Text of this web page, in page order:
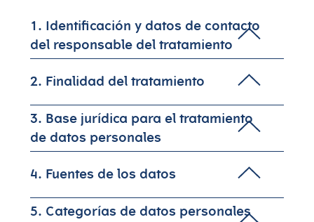
Propietarios
Colaboraciones y
Inicio del tratamiento
Desarrollo clínico
Información Pacientes
Comprensión de la
inmunoterapia
Cartera de productos de I+D
Investigación
Medios
Contáctanos
Atención al cliente
Puestos vacantes
1. Identificación y datos de contacto
del responsable del tratamiento
2. Finalidad del tratamiento
3. Base jurídica para el tratamiento
de datos personales
4. Fuentes de los datos
5. Categorías de datos personales